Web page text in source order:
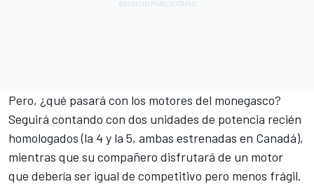
Pero, ¿qué pasará con los motores del monegasco?
Seguirá contando con dos unidades de potencia recién
homologados (la 4 y la 5, ambas estrenadas en Canadá),
mientras que su compañero disfrutará de un motor
que debería ser igual de competitivo pero menos frágil.